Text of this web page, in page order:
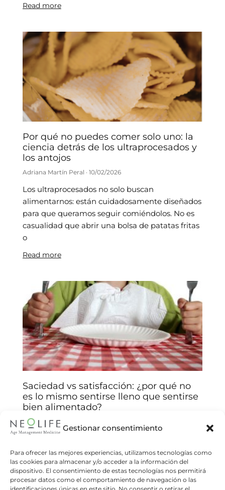
Gestionar consentimiento
Para ofrecer las mejores experiencias, utilizamos tecnologías como
las cookies para almacenar y/o acceder a la información del
dispositivo. El consentimiento de estas tecnologías nos permitirá
procesar datos como el comportamiento de navegación o las
Read more
Por qué no puedes comer solo uno: la
ciencia detrás de los ultraprocesados y
los antojos
Adriana Martín Peral 10/02/2026
Los ultraprocesados no solo buscan
alimentarnos: están cuidadosamente diseñados
para que queramos seguir comiéndolos. No es
casualidad que abrir una bolsa de patatas fritas
o
Read more
Saciedad vs satisfacción: ¿por qué no
es lo mismo sentirse lleno que sentirse
bien alimentado?
Arantxa Jiménez
detrás de sus decisiones alimentarias y mejore
su relación con la comida. Muchas veces
creemos que comer hasta sentirnos